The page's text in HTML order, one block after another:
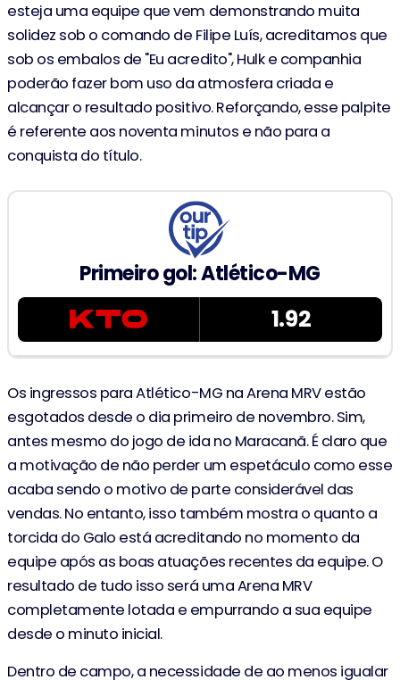
esteja uma equipe que vem demonstrando muita
solidez sob o comando de Filipe Luís, acreditamos que
sob os embalos de "Eu acredito", Hulk e companhia
poderão fazer bom uso da atmosfera criada e
alcançar o resultado positivo. Reforçando, esse palpite
é referente aos noventa minutos e não para a
conquista do título.
Primeiro gol: Atlético-MG
1.92
Os ingressos para Atlético-MG na Arena MRV estão
esgotados desde o dia primeiro de novembro. Sim,
antes mesmo do jogo de ida no Maracanã. É claro que
a motivação de não perder um espetáculo como esse
acaba sendo o motivo de parte considerável das
vendas. No entanto, isso também mostra o quanto a
torcida do Galo está acreditando no momento da
equipe após as boas atuações recentes da equipe. O
resultado de tudo isso será uma Arena MRV
completamente lotada e empurrando a sua equipe
desde o minuto inicial.
Dentro de campo, a necessidade de ao menos igualar